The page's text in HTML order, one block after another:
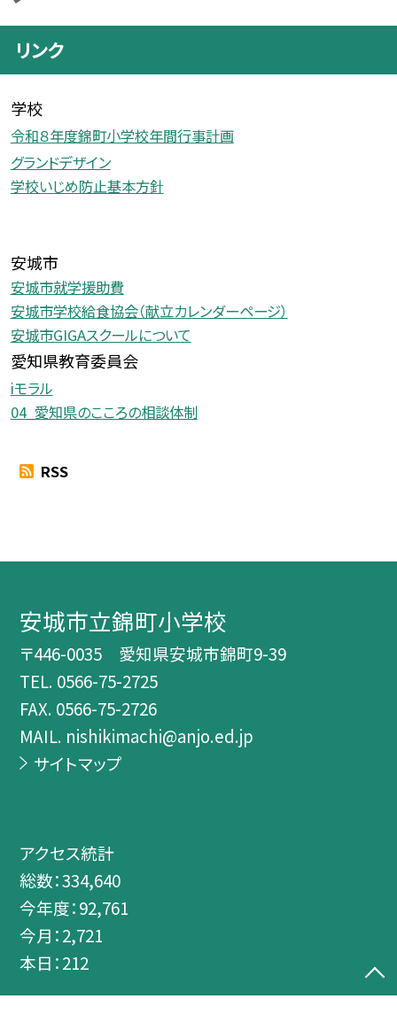
リンク
学校
令和８年度錦町小学校年間行事計画
グランドデザイン
学校いじめ防止基本方針
安城市
安城市就学援助費
安城市学校給食協会（献立カレンダーページ）
安城市GIGAスクールについて
愛知県教育委員会
iモラル
04_愛知県のこころの相談体制
RSS
安城市立錦町小学校
〒446-0035 愛知県安城市錦町9-39
TEL. 0566-75-2725
FAX. 0566-75-2726
MAIL. nishikimachi@anjo.ed.jp
サイトマップ
アクセス統計
総数：334,640
今年度：92,761
今月：2,721
本日：212